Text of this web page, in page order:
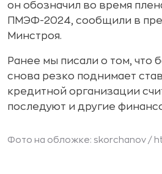
он обозначил во время
ПМЭФ-2024, сообщили в
Минстроя.
Ранее мы писали о том, что
снова резко поднимает
кредитной организации
последуют и другие
Фото на обложке: skorchanov /